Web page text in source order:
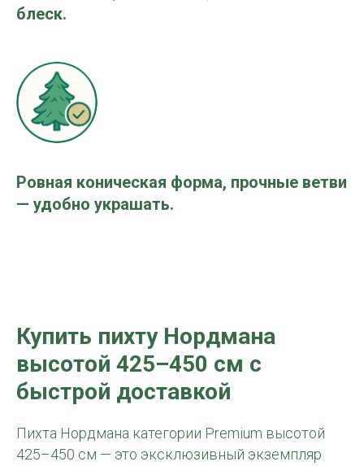
блеск.
Ровная коническая форма, прочные ветви
— удобно украшать.
Купить пихту Нордмана
высотой 425–450 см с
быстрой доставкой
Пихта Нордмана категории Premium высотой
425–450 см — это эксклюзивный экземпляр